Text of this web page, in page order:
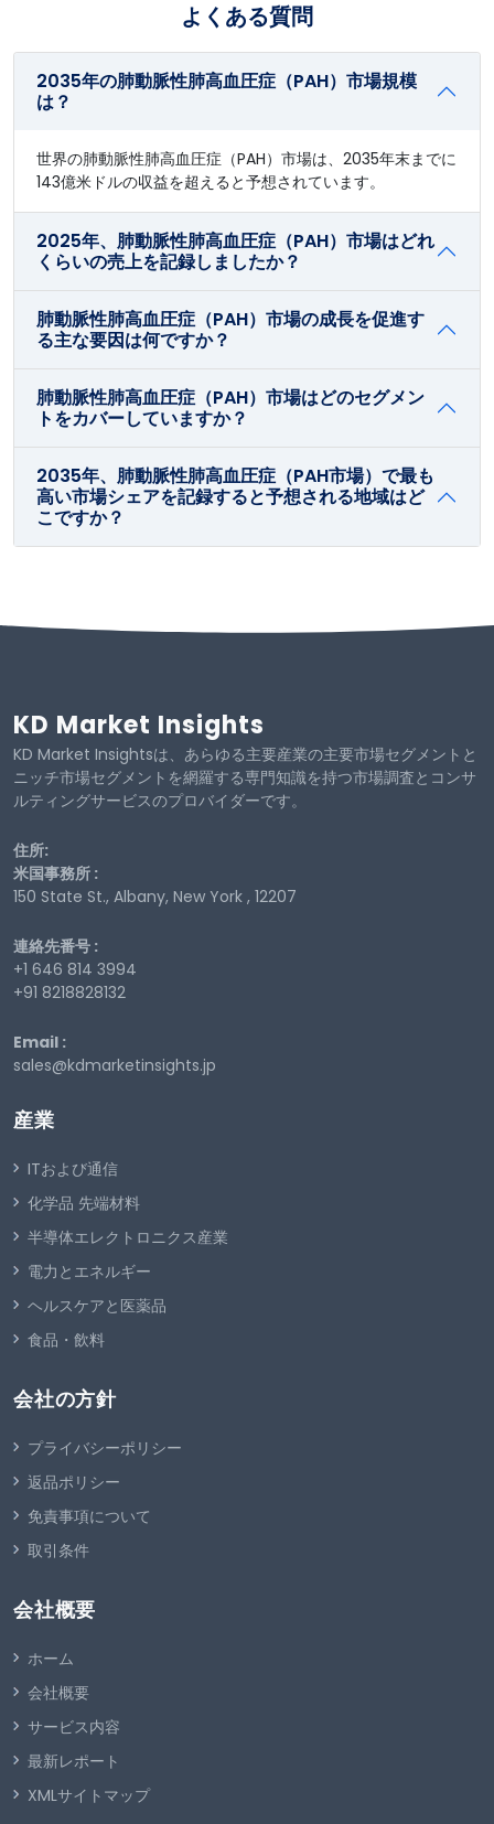
よくある質問
2035年の肺動脈性肺高血圧症（PAH）市場規模
は？
世界の肺動脈性肺高血圧症（PAH）市場は、2035年末までに
143億米ドルの収益を超えると予想されています。
2025年、肺動脈性肺高血圧症（PAH）市場はどれ
くらいの売上を記録しましたか？
肺動脈性肺高血圧症（PAH）市場の成長を促進す
る主な要因は何ですか？
肺動脈性肺高血圧症（PAH）市場はどのセグメン
トをカバーしていますか？
2035年、肺動脈性肺高血圧症（PAH市場）で最も
高い市場シェアを記録すると予想される地域はど
こですか？
KD Market Insights
KD Market Insightsは、あらゆる主要産業の主要市場セグメントと
ニッチ市場セグメントを網羅する専門知識を持つ市場調査とコンサ
ルティングサービスのプロバイダーです。
住所:
米国事務所 :
150 State St., Albany, New York , 12207
連絡先番号 :
+1 646 814 3994
+91 8218828132
Email :
sales@kdmarketinsights.jp
産業
ITおよび通信
化学品 先端材料
半導体エレクトロニクス産業
電力とエネルギー
ヘルスケアと医薬品
食品・飲料
会社の方針
プライバシーポリシー
返品ポリシー
免責事項について
取引条件
会社概要
ホーム
会社概要
サービス内容
最新レポート
XMLサイトマップ